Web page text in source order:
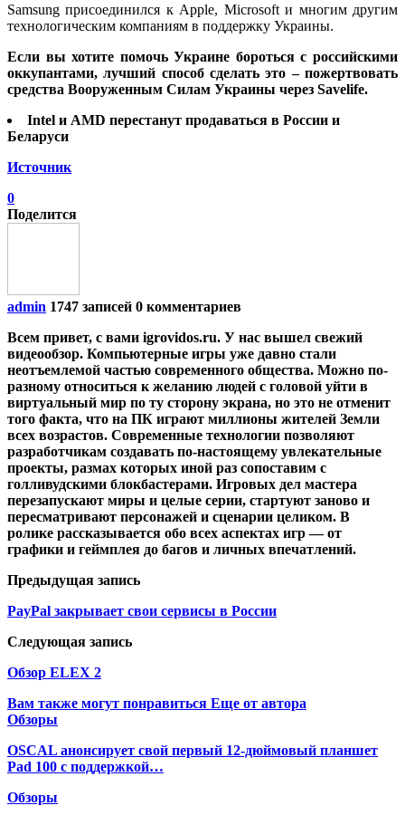
Samsung присоединился к Apple, Microsoft и многим другим
технологическим компаниям в поддержку Украины.
Если вы хотите помочь Украине бороться с российскими
оккупантами, лучший способ сделать это – пожертвовать
средства Вооруженным Силам Украины через Savelife.
Intel и AMD перестанут продаваться в России и
Беларуси
Источник
0
Поделится
admin 1747 записей 0 комментариев
Всем привет, с вами igrovidos.ru. У нас вышел свежий
видеообзор. Компьютерные игры уже давно стали
неотъемлемой частью современного общества. Можно по-
разному относиться к желанию людей с головой уйти в
виртуальный мир по ту сторону экрана, но это не отменит
того факта, что на ПК играют миллионы жителей Земли
всех возрастов. Современные технологии позволяют
разработчикам создавать по-настоящему увлекательные
проекты, размах которых иной раз сопоставим с
голливудскими блокбастерами. Игровых дел мастера
перезапускают миры и целые серии, стартуют заново и
пересматривают персонажей и сценарии целиком. В
ролике рассказывается обо всех аспектах игр — от
графики и геймплея до багов и личных впечатлений.
Предыдущая запись
PayPal закрывает свои сервисы в России
Следующая запись
Обзор ELEX 2
Вам также могут понравиться Еще от автора
Обзоры
OSCAL анонсирует свой первый 12-дюймовый планшет
Pad 100 с поддержкой…
Обзоры